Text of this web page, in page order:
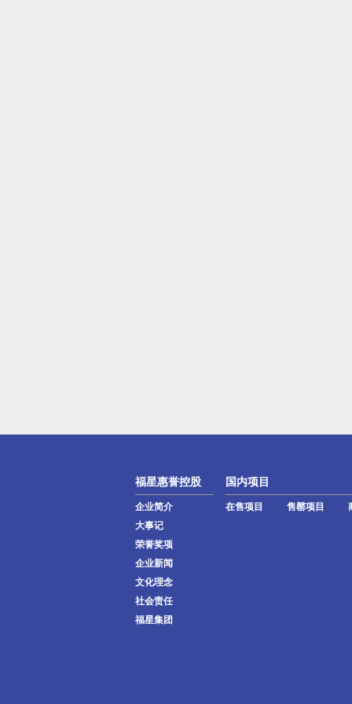
福星惠誉控股
企业简介
大事记
荣誉奖项
企业新闻
文化理念
社会责任
福星集团
国内项目
在售项目 售罄项目